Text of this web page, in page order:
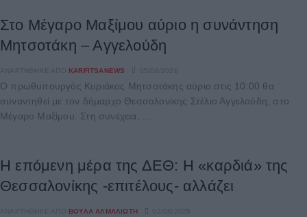
Στο Μέγαρο Μαξίμου αύριο η συνάντηση
Μητσοτάκη – Αγγελούδη
ΑΝΑΡΤΉΘΗΚΕ ΑΠΌ KARFITSANEWS
Ο πρωθυπουργός Κυριάκος Μητσοτάκης αύριο στις 10:00 θα
συναντηθεί με τον δήμαρχο Θεσσαλονίκης Στέλιο Αγγελούδη, στο
Μέγαρο Μαξίμου. Στη συνέχεια, ...
Η επόμενη μέρα της ΔΕΘ: Η «καρδιά» της
Θεσσαλονίκης -επιτέλους- αλλάζει
ΑΝΑΡΤΉΘΗΚΕ ΑΠΌ ΒΟΎΛΑ ΑΛΜΑΛΙΏΤΗ